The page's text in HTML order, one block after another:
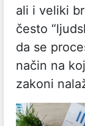
ali i veliki
često
da se
način na
zakoni